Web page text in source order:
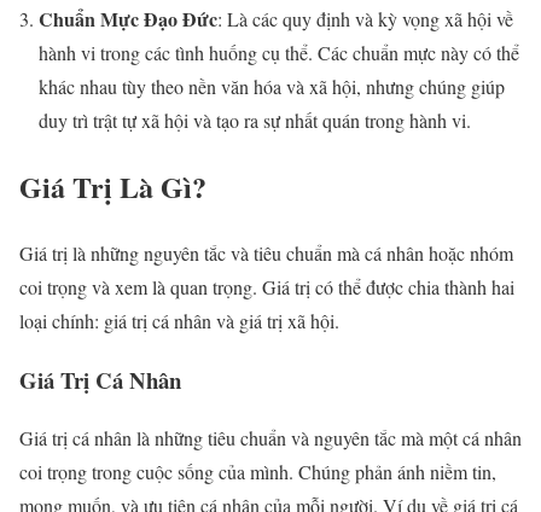
Chuẩn Mực Đạo Đức: Là các quy định và kỳ vọng xã hội về
hành vi trong các tình huống cụ thể. Các chuẩn mực này có thể
khác nhau tùy theo nền văn hóa và xã hội, nhưng chúng giúp
duy trì trật tự xã hội và tạo ra sự nhất quán trong hành vi.
Giá Trị Là Gì?
Giá trị là những nguyên tắc và tiêu chuẩn mà cá nhân hoặc nhóm
coi trọng và xem là quan trọng. Giá trị có thể được chia thành hai
loại chính: giá trị cá nhân và giá trị xã hội.
Giá Trị Cá Nhân
Giá trị cá nhân là những tiêu chuẩn và nguyên tắc mà một cá nhân
coi trọng trong cuộc sống của mình. Chúng phản ánh niềm tin,
mong muốn, và ưu tiên cá nhân của mỗi người. Ví dụ về giá trị cá